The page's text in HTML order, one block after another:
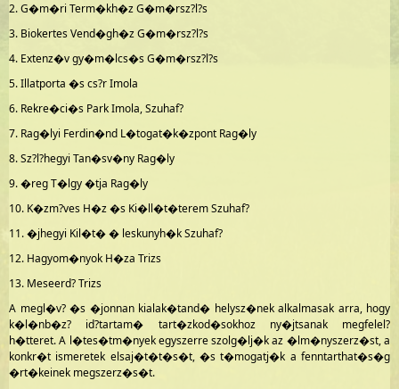
2. G�m�ri Term�kh�z G�m�rsz?l?s
3. Biokertes Vend�gh�z G�m�rsz?l?s
4. Extenz�v gy�m�lcs�s G�m�rsz?l?s
5. Illatporta �s cs?r Imola
6. Rekre�ci�s Park Imola, Szuhaf?
7. Rag�lyi Ferdin�nd L�togat�k�zpont Rag�ly
8. Sz?l?hegyi Tan�sv�ny Rag�ly
9. �reg T�lgy �tja Rag�ly
10. K�zm?ves H�z �s Ki�ll�t�terem Szuhaf?
11. �jhegyi Kil�t� � leskunyh�k Szuhaf?
12. Hagyom�nyok H�za Trizs
13. Meseerd? Trizs
A megl�v? �s �jonnan kialak�tand� helysz�nek alkalmasak arra, hogy
k�l�nb�z? id?tartam� tart�zkod�sokhoz ny�jtsanak megfelel?
h�tteret. A l�tes�tm�nyek egyszerre szolg�lj�k az �lm�nyszerz�st, a
konkr�t ismeretek elsaj�t�t�s�t, �s t�mogatj�k a fenntarthat�s�g
�rt�keinek megszerz�s�t.